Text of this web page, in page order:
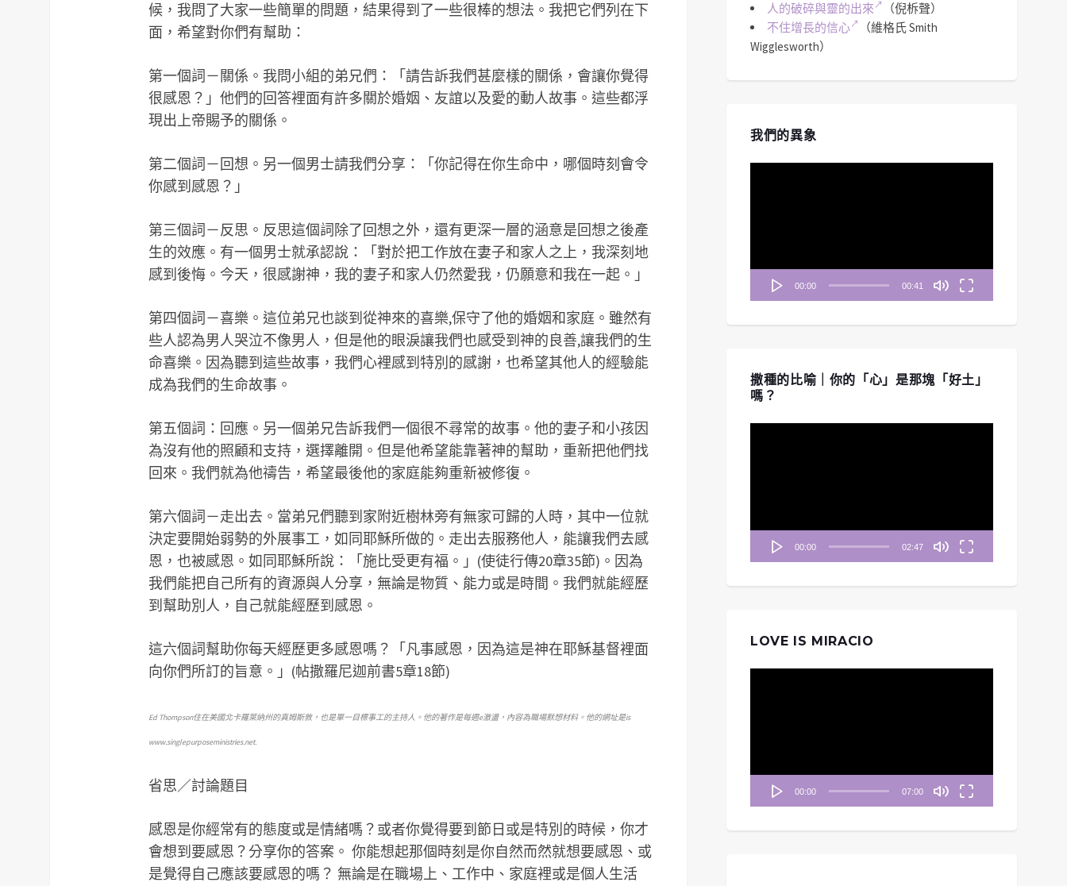
候，我問了大家一些簡單的問題，結果得到了一些很棒的想法。我把它們列在下
面，希望對你們有幫助：
第一個詞－關係。我問小組的弟兄們：「請告訴我們甚麼樣的關係，會讓你覺得
很感恩？」他們的回答裡面有許多關於婚姻、友誼以及愛的動人故事。這些都浮
現出上帝賜予的關係。
第二個詞－回想。另一個男士請我們分享：「你記得在你生命中，哪個時刻會令
你感到感恩？」
第三個詞－反思。反思這個詞除了回想之外，還有更深一層的涵意是回想之後產
生的效應。有一個男士就承認說：「對於把工作放在妻子和家人之上，我深刻地
感到後悔。今天，很感謝神，我的妻子和家人仍然愛我，仍願意和我在一起。」
第四個詞－喜樂。這位弟兄也談到從神來的喜樂,保守了他的婚姻和家庭。雖然有
些人認為男人哭泣不像男人，但是他的眼淚讓我們也感受到神的良善,讓我們的生
命喜樂。因為聽到這些故事，我們心裡感到特別的感謝，也希望其他人的經驗能
成為我們的生命故事。
第五個詞：回應。另一個弟兄告訴我們一個很不尋常的故事。他的妻子和小孩因
為沒有他的照顧和支持，選擇離開。但是他希望能靠著神的幫助，重新把他們找
回來。我們就為他禱告，希望最後他的家庭能夠重新被修復。
第六個詞－走出去。當弟兄們聽到家附近樹林旁有無家可歸的人時，其中一位就
決定要開始弱勢的外展事工，如同耶穌所做的。走出去服務他人，能讓我們去感
恩，也被感恩。如同耶穌所說：「施比受更有福。」(使徒行傳20章35節)。因為
我們能把自己所有的資源與人分享，無論是物質、能力或是時間。我們就能經歷
到幫助別人，自己就能經歷到感恩。
這六個詞幫助你每天經歷更多感恩嗎？「凡事感恩，因為這是神在耶穌基督裡面
向你們所訂的旨意。」(帖撒羅尼迦前書5章18節)
Ed Thompson住在美國北卡羅萊納州的真姆斯敦，也是單一目標事工的主持人。他的著作是每週e激盪，內容為職場默想材料。他的網址是is
www.singlepurposeministries.net.
省思／討論題目
感恩是你經常有的態度或是情緒嗎？或者你覺得要到節日或是特別的時候，你才
會想到要感恩？分享你的答案。 你能想起那個時刻是你自然而然就想要感恩、或
是覺得自己應該要感恩的嗎？ 無論是在職場上、工作中、家庭裡或是個人生活
人的破碎與靈的出來
（倪柝聲）
不住增長的信心
（維格氏 Smith
Wigglesworth）
我們的異象
00:00 00:41
撒種的比喻｜你的「心」是那塊「好土」
嗎？
00:00 02:47
LOVE IS MIRACIO
00:00 07:00